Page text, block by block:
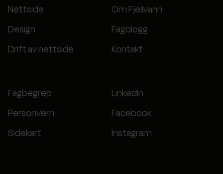
Nettside
Design
Drift av nettside
Om Fjellvann
Fagblogg
Kontakt
Fagbegrep
Personvern
Sidekart
LinkedIn
Facebook
Instagram